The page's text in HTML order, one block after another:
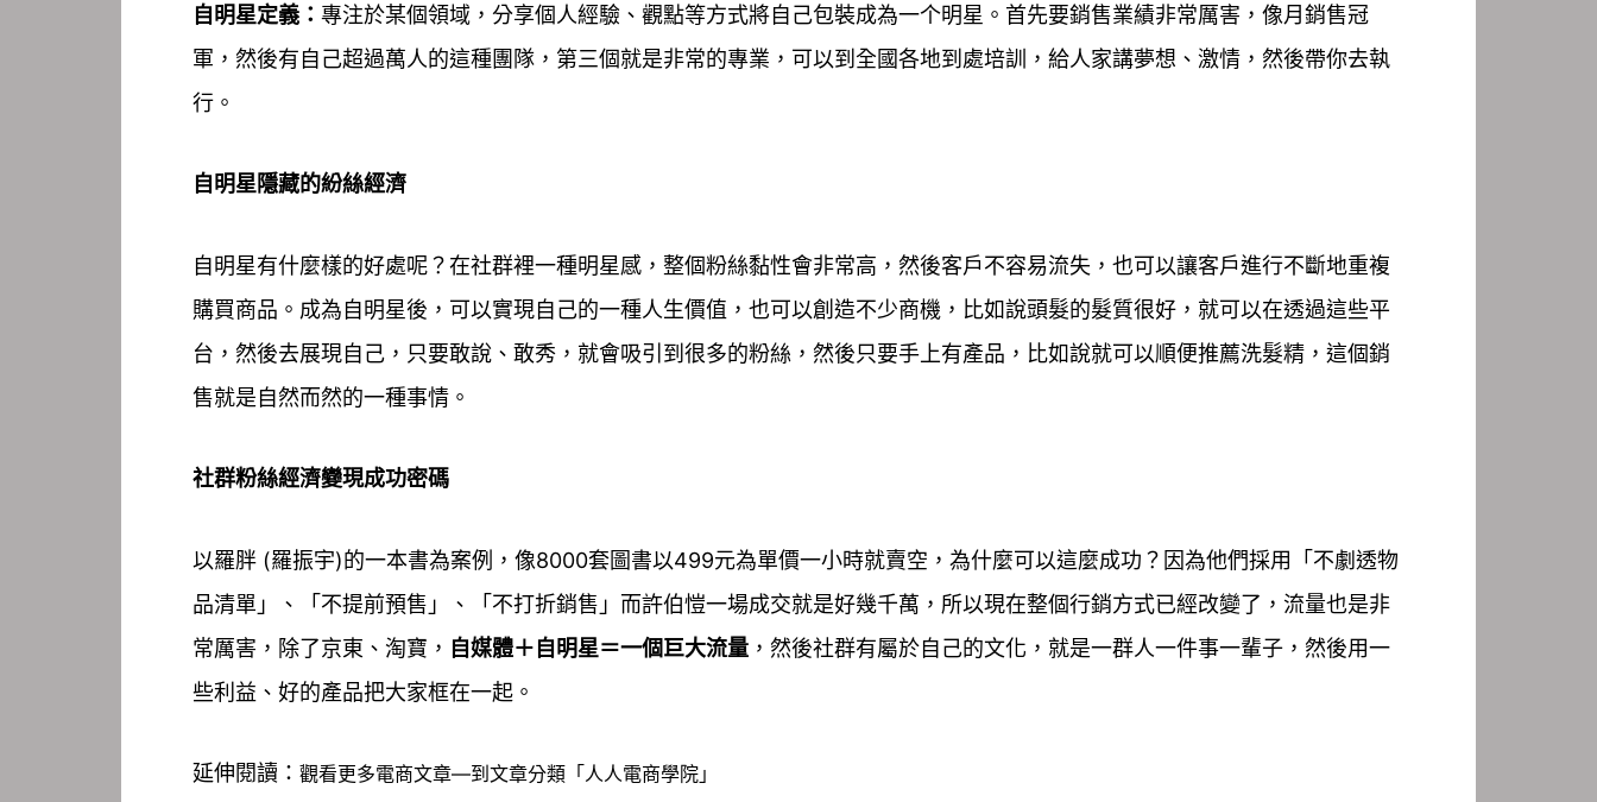
自明星定義： 專注於某個領域，分享個人經驗、觀點等方式將自己包裝成為一个明星。 首先要銷售業績非常厲害，像月銷售冠
軍，然後有自己超過萬人的這種團隊，第三個就是非常的專業，可以到全國各地到處培訓，給人家講夢想、激情，然後帶你去執
行。
自明星隱藏的紛絲經濟
自明星有什麼樣的好處呢？在社群裡一種明星感，整個粉絲黏性會非常高，然後客戶不容易流失，也可以讓客戶進行不斷地重複
購買商品。成為自明星後，可以實現自己的一種人生價值，也可以創造不少商機，比如說頭髮的髮質很好，就可以在透過這些平
台，然後去展現自己，只要敢說、敢秀，就會吸引到很多的粉絲，然後只要手上有產品，比如說就可以順便推薦洗髮精，這個銷
售就是自然而然的一種事情。
社群粉絲經濟變現成功密碼
以羅胖 (羅振宇)的一本書為案例，像8000套圖書以499元為單價一小時就賣空，為什麼可以這麼成功？因為他們採用「不劇透物
品清單」、「不提前預售」、「不打折銷售」而許伯愷一場成交就是好幾千萬，所以現在整個行銷方式已經改變了，流量也是非
常厲害，除了京東、淘寶， 自媒體＋自明星＝一個巨大流量 ，然後社群有屬於自己的文化，就是一群人一件事一輩子，然後用一
些利益、好的產品把大家框在一起。
延伸閱讀： 觀看更多電商文章—到文章分類「人人電商學院」